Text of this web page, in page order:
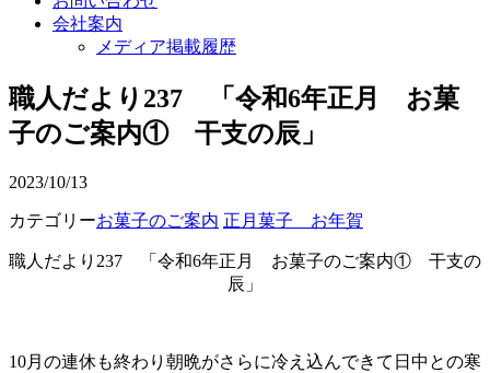
会社案内
メディア掲載履歴
職人だより237 「令和6年正月 お菓
子のご案内① 干支の辰」
2023/10/13
カテゴリーお菓子のご案内 正月菓子 お年賀
職人だより237 「令和6年正月 お菓子のご案内① 干支の
辰」
10月の連休も終わり朝晩がさらに冷え込んできて日中との寒